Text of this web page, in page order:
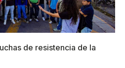
de resistencia de la